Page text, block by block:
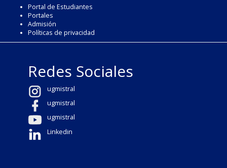
Portal de Estudiantes
Portales
Admisión
Políticas de privacidad
Redes Sociales
ugmistral
ugmistral
ugmistral
Linkedin